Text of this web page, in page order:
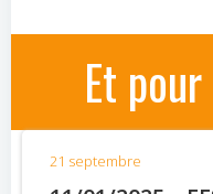
Et
21 septembre